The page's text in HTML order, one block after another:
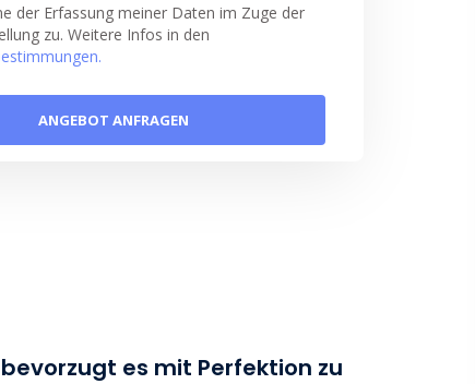
der Erfassung meiner Daten im Zuge der
zu. Weitere Infos in den
es mit Perfektion zu